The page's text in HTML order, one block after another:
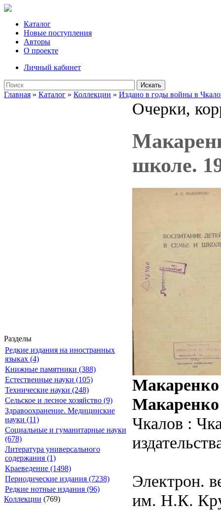
Каталог
Новые поступления
Авторы
О проекте
Личный кабинет
Искать
Главная » Каталог » Коллекции » Издано в годы войны в
Разделы
Редкие издания на иностранных
языках (4)
Книжные памятники (388)
Естественные науки (105)
Технические науки (248)
Сельское и лесное хозяйство (9)
Здравоохранение. Медицинские
науки (11)
Социальные и гуманитарные науки
(678)
Литература универсального
содержания (1)
Краеведение (1498)
Периодические издания (7238)
Редкие нотные издания (96)
Коллекции (769)
Очерки,
школе.
Чкалов :
Электрон.
им. Н.К.